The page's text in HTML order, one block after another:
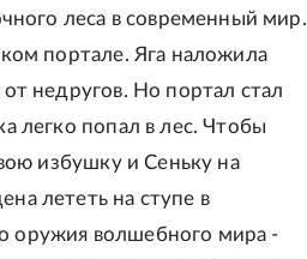
леса в современный мир.
портале. Яга наложила
недругов. Но портал стал
легко попал в лес. Чтобы
избушку и Сеньку на
лететь на ступе в
оружия волшебного мира -